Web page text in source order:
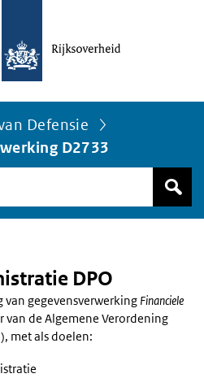
Defensie
D2733
DPO
van gegevensverwerking Financiele
van de Algemene Verordening
met als doelen: